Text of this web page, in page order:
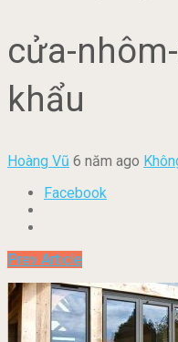
cửa-
khẩu
Hoàng Vũ 6 năm ago
Facebook
Prev Article